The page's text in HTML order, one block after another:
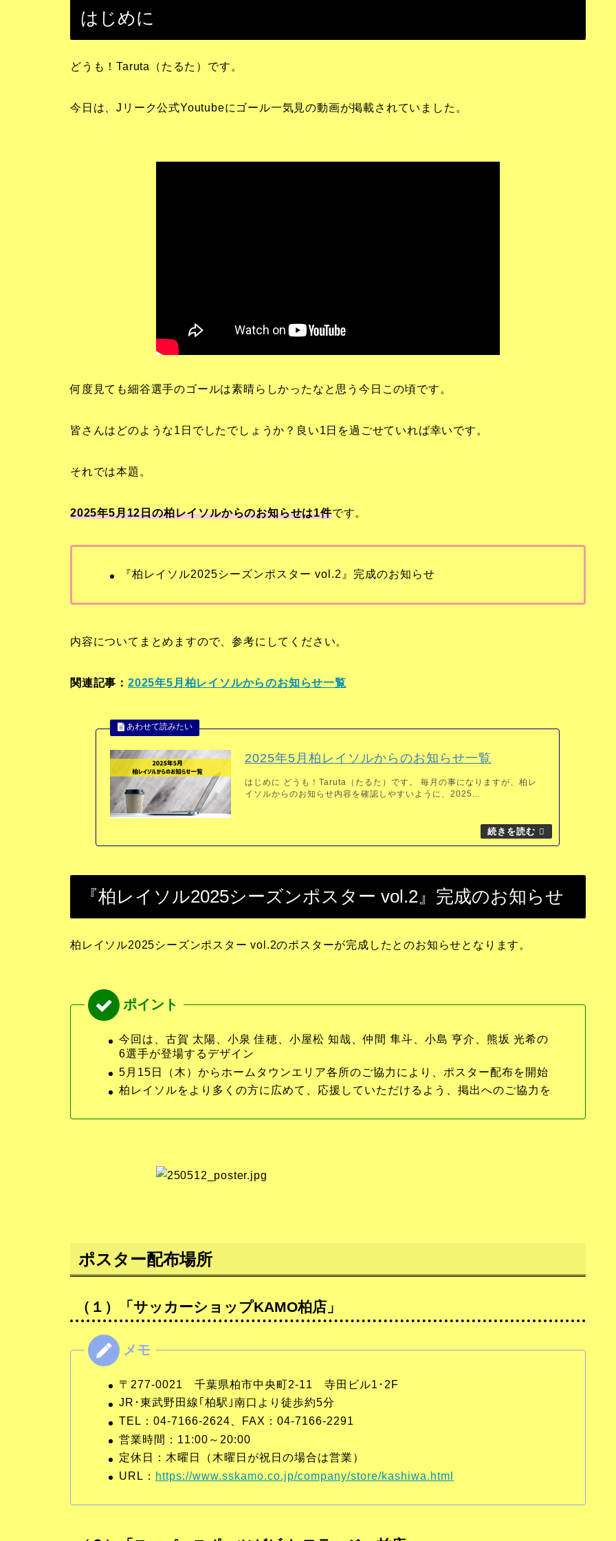
はじめに
どうも！Taruta（たるた）です。
今日は、Jリーク公式Youtubeにゴール一気見の動画が掲載されていました。
何度見ても細谷選手のゴールは素晴らしかったなと思う今日この頃です。
皆さんはどのような1日でしたでしょうか？良い1日を過ごせていれば幸いです。
それでは本題。
2025年5月12日の柏レイソルからのお知らせは1件です。
『柏レイソル2025シーズンポスター vol.2』完成のお知らせ
内容についてまとめますので、参考にしてください。
関連記事： 2025年5月柏レイソルからのお知らせ一覧
2025年5月柏レイソルからのお知らせ一覧
はじめに どうも！Taruta（たるた）です。 毎月の事になりますが、柏レ
イソルからのお知らせ内容を確認しやすいように、2025...
『柏レイソル2025シーズンポスター vol.2』完成のお知らせ
柏レイソル2025シーズンポスター vol.2のポスターが完成したとのお知らせとなります。
今回は、古賀 太陽、小泉 佳穂、小屋松 知哉、仲間 隼斗、小島 亨介、熊坂 光希の
6選手が登場するデザイン
5月15日（木）からホームタウンエリア各所のご協力により、ポスター配布を開始
柏レイソルをより多くの方に広めて、応援していただけるよう、掲出へのご協力を
ポスター配布場所
（１）「サッカーショップKAMO柏店」
〒277-0021 千葉県柏市中央町2-11 寺田ビル1･2F
JR･東武野田線｢柏駅｣南口より徒歩約5分
TEL：04-7166-2624、FAX：04-7166-2291
営業時間：11:00～20:00
定休日：木曜日（木曜日が祝日の場合は営業）
URL： https://www.sskamo.co.jp/company/store/kashiwa.html